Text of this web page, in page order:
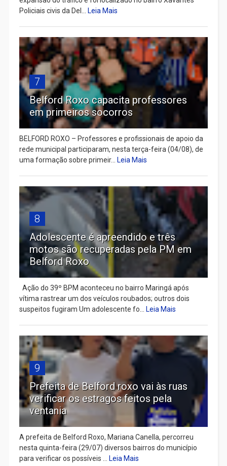
Policiais civis da Del... Leia Mais
7
Belford Roxo capacita professores
em primeiros socorros
BELFORD ROXO – Professores e profissionais de apoio da
rede municipal participaram, nesta terça-feira (04/08), de
uma formação sobre primeir... Leia Mais
8
Adolescente é apreendido e três
motos são recuperadas pela PM em
Belford Roxo
Ação do 39º BPM aconteceu no bairro Maringá após
vítima rastrear um dos veículos roubados; outros dois
suspeitos fugiram Um adolescente fo... Leia Mais
9
Prefeita de Belford roxo vai às ruas
verificar os estragos feitos pela
ventania
A prefeita de Belford Roxo, Mariana Canella, percorreu
nesta quinta-feira (29/07) diversos bairros do município
para verificar os possíveis ... Leia Mais